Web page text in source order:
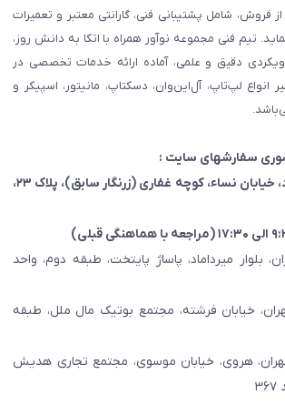
شامل پشتیبانی فنی، گارانتی معتبر و تعمیرات
تیم فنی مجموعه نوآور همراه با اتکا به دانش روز،
دقیق و علمی، آماده ارائه خدمات تخصصی در
انواع لپ‌تاپ، آل‌این‌وان، دسکتاپ، مانیتور، اسپیکر و
سفارشهای سایت :
خیابان نساء، کوچه غفاری (زرنگار سابق)
، پلاک ۲۳،
بلوار میرداماد، پاساژ پایتخت، طبقه دوم، واحد
تهران، خیابان فرشته، مجتمع بوتیک مال ملل، طبقه
تهران، هروی، خیابان موسوی، مجتمع تجاری هدیش